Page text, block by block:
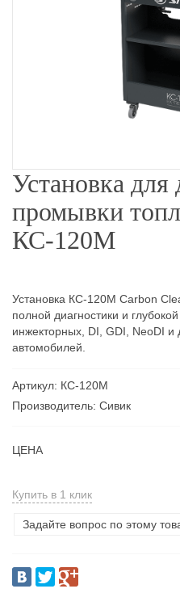
Установка для
промывки
КС-120М
Установка КС-120М Carbon
полной диагностики и
инжекторных, DI, GDI, NeoDI и
автомобилей.
Артикул: КС-120М
Производитель: Сивик
ЦЕНА
Купить в 1 клик
Задайте вопрос по этому